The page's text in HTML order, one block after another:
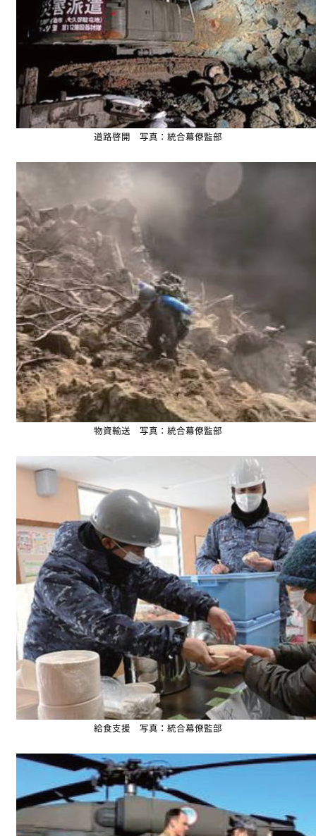
道路啓開 写真：統合幕僚監部
物資輸送 写真：統合幕僚監部
給食支援 写真：統合幕僚監部